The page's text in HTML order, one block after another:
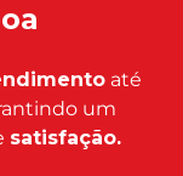
até
um
satisfação.